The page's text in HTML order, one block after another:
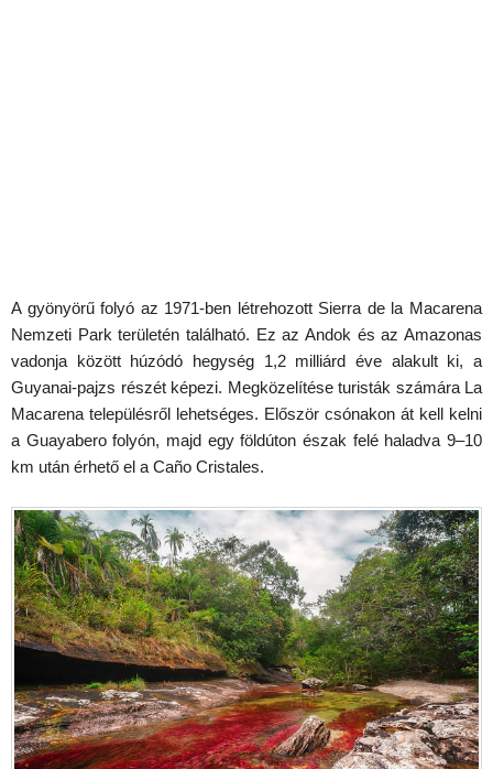
A gyönyörű folyó az 1971-ben létrehozott Sierra de la Macarena
Nemzeti Park területén található. Ez az Andok és az Amazonas
vadonja között húzódó hegység 1,2 milliárd éve alakult ki, a
Guyanai-pajzs részét képezi. Megközelítése turisták számára La
Macarena településről lehetséges. Először csónakon át kell kelni
a Guayabero folyón, majd egy földúton észak felé haladva 9–10
km után érhető el a Caño Cristales.